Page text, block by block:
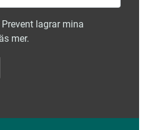
lagrar mina
mer.